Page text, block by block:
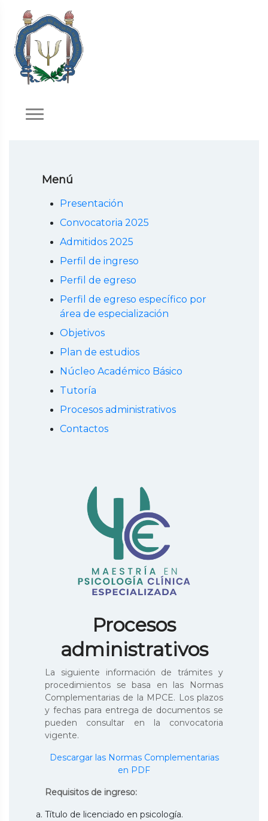
Menú
Presentación
Convocatoria 2025
Admitidos 2025
Perfil de ingreso
Perfil de egreso
Perfil de egreso específico por
área de especialización
Objetivos
Plan de estudios
Núcleo Académico Básico
Tutoría
Procesos administrativos
Contactos
Procesos
administrativos
La siguiente información de trámites y
procedimientos se basa en las Normas
Complementarias de la MPCE. Los plazos
y fechas para entrega de documentos se
pueden consultar en la convocatoria
vigente.
Descargar las Normas Complementarias
en PDF
Requisitos de ingreso:
Título de licenciado en psicología.